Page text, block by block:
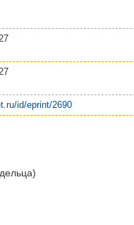
id/eprint/2690